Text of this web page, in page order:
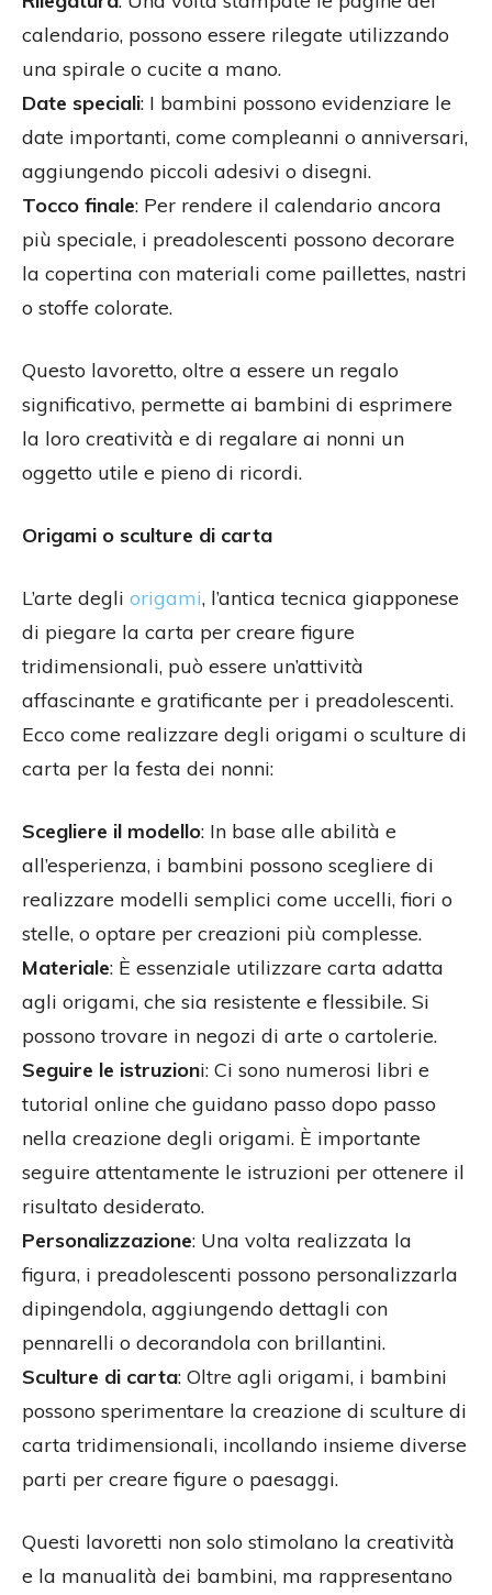
calendario, possono essere rilegate utilizzando
una spirale o cucite a mano.
Date speciali: I bambini possono evidenziare le
date importanti, come compleanni o anniversari,
aggiungendo piccoli adesivi o disegni.
Tocco finale: Per rendere il calendario ancora
più speciale, i preadolescenti possono decorare
la copertina con materiali come paillettes, nastri
o stoffe colorate.
Questo lavoretto, oltre a essere un regalo
significativo, permette ai bambini di esprimere
la loro creatività e di regalare ai nonni un
oggetto utile e pieno di ricordi.
Origami o sculture di carta
L’arte degli origami, l’antica tecnica giapponese
di piegare la carta per creare figure
tridimensionali, può essere un’attività
affascinante e gratificante per i preadolescenti.
Ecco come realizzare degli origami o sculture di
carta per la festa dei nonni:
Scegliere il modello: In base alle abilità e
all’esperienza, i bambini possono scegliere di
realizzare modelli semplici come uccelli, fiori o
stelle, o optare per creazioni più complesse.
Materiale: È essenziale utilizzare carta adatta
agli origami, che sia resistente e flessibile. Si
possono trovare in negozi di arte o cartolerie.
Seguire le istruzioni: Ci sono numerosi libri e
tutorial online che guidano passo dopo passo
nella creazione degli origami. È importante
seguire attentamente le istruzioni per ottenere il
risultato desiderato.
Personalizzazione: Una volta realizzata la
figura, i preadolescenti possono personalizzarla
dipingendola, aggiungendo dettagli con
pennarelli o decorandola con brillantini.
Sculture di carta: Oltre agli origami, i bambini
possono sperimentare la creazione di sculture di
carta tridimensionali, incollando insieme diverse
parti per creare figure o paesaggi.
Questi lavoretti non solo stimolano la creatività
e la manualità dei bambini, ma rappresentano